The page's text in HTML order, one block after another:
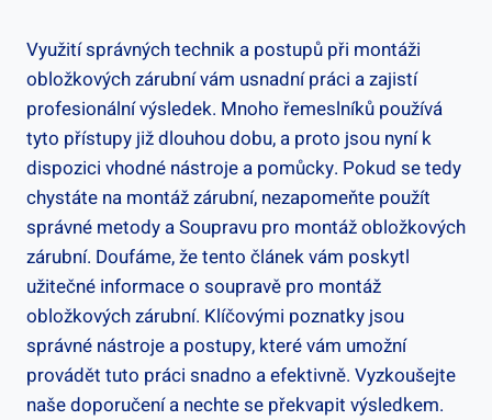
Využití správných technik a postupů při montáži
obložkových zárubní vám usnadní práci a zajistí
profesionální výsledek. Mnoho řemeslníků používá
tyto přístupy již dlouhou dobu, a proto jsou nyní k
dispozici vhodné nástroje a pomůcky. Pokud se tedy
chystáte na montáž zárubní, nezapomeňte použít
správné metody a Soupravu pro montáž obložkových
zárubní. Doufáme, že tento článek vám poskytl
užitečné informace o soupravě pro montáž
obložkových zárubní. Klíčovými poznatky jsou
správné nástroje a postupy, které vám umožní
provádět tuto práci snadno a efektivně. Vyzkoušejte
naše doporučení a nechte se překvapit výsledkem.